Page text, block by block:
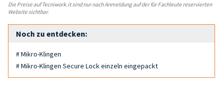
Die Preise auf Tecniwork.it sind nur nach Anmeldung auf der für Fachleute reservierten
Website sichtbar.
Noch zu entdecken:
# Mikro-Klingen
# Mikro-Klingen Secure Lock einzeln eingepackt